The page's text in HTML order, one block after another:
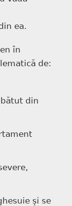
ea.
în
de:
din
și se